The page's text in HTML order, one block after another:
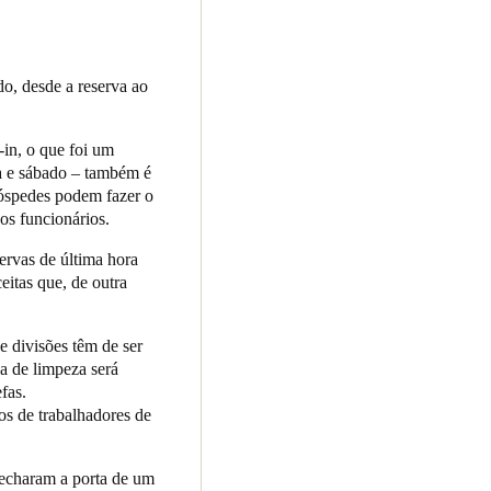
Street Hotel foi a
de acesso baseado
de ponta a ponta; os
e Whatif.com) e o
que contém o PIN e pode
e as integrações
desde a reserva ao
in, o que foi um
sábado – também é
podem fazer o
funcionários.
de última hora
que, de outra
divisões têm de ser
de limpeza será
de trabalhadores de
a porta de um